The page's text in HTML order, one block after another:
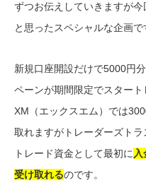
ずつお伝えしていきますが
と思ったスペシャルな企画で
新規口座開設だけで5000円
ペーンが期間限定でスタート
XM（エックスエム）では
取れますがトレーダーズト
トレード資金として最初に
受け取れるのです。